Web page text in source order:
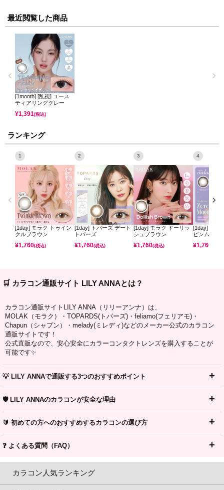
最近閲覧した商品
[1month] [乱視] ユース
ティアリンググレー
¥1,391(税込)
ランキング
1
[1day] モラク トゥイン
クルブラウン
¥1,760(税込)
2
[1day] トパーズ デート
トパーズ
¥1,760(税込)
3
[1day] モラク ドーリッ
シュブラウン
¥1,760(税込)
4
[1day] ミレ
ピンムーン
¥1,760
🛒 カラコン通販サイト LILY ANNAとは？
カラコン通販サイトLILY ANNA（リリーアンナ）は、
MOLAK（モラク）・TOPARDS(トパーズ)・feliamo(フェリアモ)・
Chapun（シャプン）・melady(ミレディ)などのメーカー公式のカラコン
通販サイトです！
公式直販なので、安心安全にカラーコンタクトレンズを購入することが
可能です✨
💡 LILY ANNAで通販する3つのおすすめポイント
🛡️ LILY ANNAのカラコンが安全な理由
🔰 初めての方へのおすすめするカラコンの選び方
❓ よくある質問（FAQ）
カラコン人気ランキング